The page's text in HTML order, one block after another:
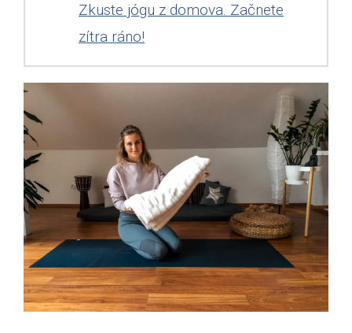
Zkuste jógu z domova. Začnete
zítra ráno!